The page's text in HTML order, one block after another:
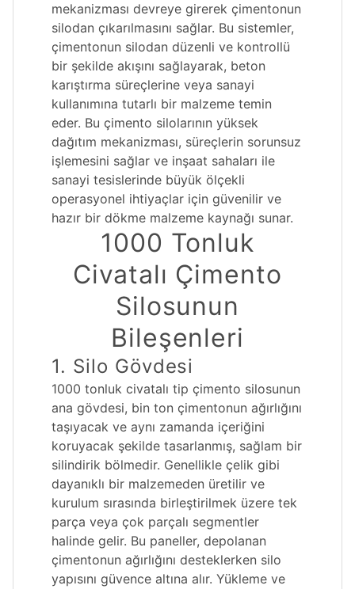
mekanizması devreye girerek çimentonun
silodan çıkarılmasını sağlar. Bu sistemler,
çimentonun silodan düzenli ve kontrollü
bir şekilde akışını sağlayarak, beton
karıştırma süreçlerine veya sanayi
kullanımına tutarlı bir malzeme temin
eder. Bu çimento silolarının yüksek
dağıtım mekanizması, süreçlerin sorunsuz
işlemesini sağlar ve inşaat sahaları ile
sanayi tesislerinde büyük ölçekli
operasyonel ihtiyaçlar için güvenilir ve
hazır bir dökme malzeme kaynağı sunar.
1000 Tonluk
Civatalı Çimento
Silosunun
Bileşenleri
1. Silo Gövdesi
1000 tonluk civatalı tip çimento silosunun
ana gövdesi, bin ton çimentonun ağırlığını
taşıyacak ve aynı zamanda içeriğini
koruyacak şekilde tasarlanmış, sağlam bir
silindirik bölmedir. Genellikle çelik gibi
dayanıklı bir malzemeden üretilir ve
kurulum sırasında birleştirilmek üzere tek
parça veya çok parçalı segmentler
halinde gelir. Bu paneller, depolanan
çimentonun ağırlığını desteklerken silo
yapısını güvence altına alır. Yükleme ve